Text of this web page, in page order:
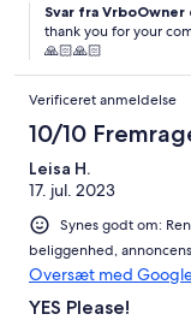
touch.
Svar fra VrboOwner
thank you for your
🙏🏻🙏🏻
Verificeret anmeldelse
10/10
Leisa H.
17. jul. 2023
Synes godt om:
beliggenhed,
Oversæt med
YES Please!